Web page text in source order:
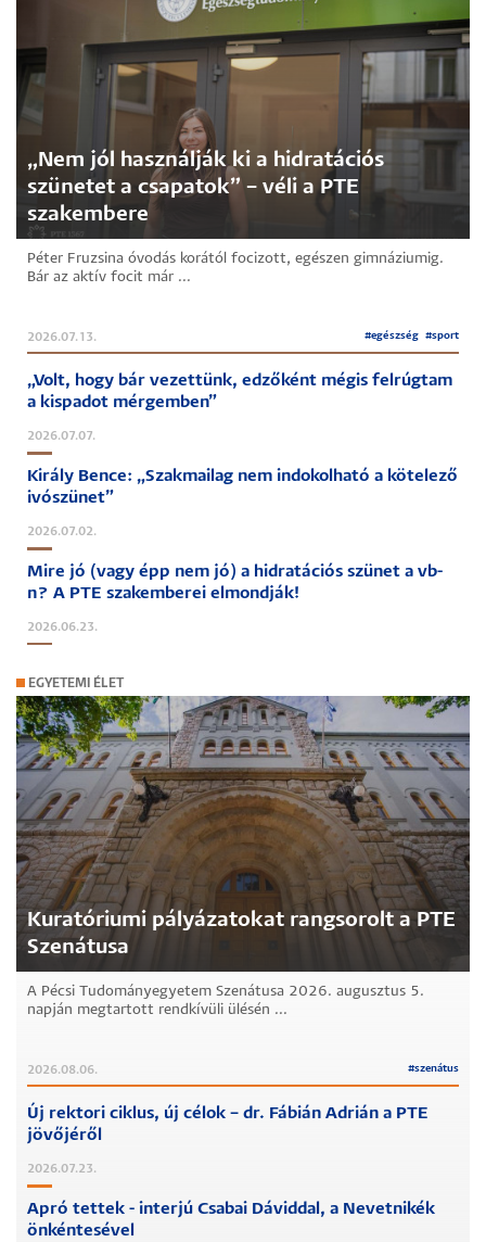
„Nem jól használják ki a hidratációs
szünetet a csapatok” – véli a PTE
szakembere
Péter Fruzsina óvodás korától focizott, egészen gimnáziumig.
Bár az aktív focit már ...
2026.07.13. #egészség #sport
„Volt, hogy bár vezettünk, edzőként mégis felrúgtam
a kispadot mérgemben”
2026.07.07.
Király Bence: „Szakmailag nem indokolható a kötelező
ivószünet”
2026.07.02.
Mire jó (vagy épp nem jó) a hidratációs szünet a vb-
n? A PTE szakemberei elmondják!
2026.06.23.
EGYETEMI ÉLET
Kuratóriumi pályázatokat rangsorolt a PTE
Szenátusa
A Pécsi Tudományegyetem Szenátusa 2026. augusztus 5.
napján megtartott rendkívüli ülésén ...
2026.08.06. #szenátus
Új rektori ciklus, új célok – dr. Fábián Adrián a PTE
jövőjéről
2026.07.23.
Apró tettek - interjú Csabai Dáviddal, a Nevetnikék
önkéntesével